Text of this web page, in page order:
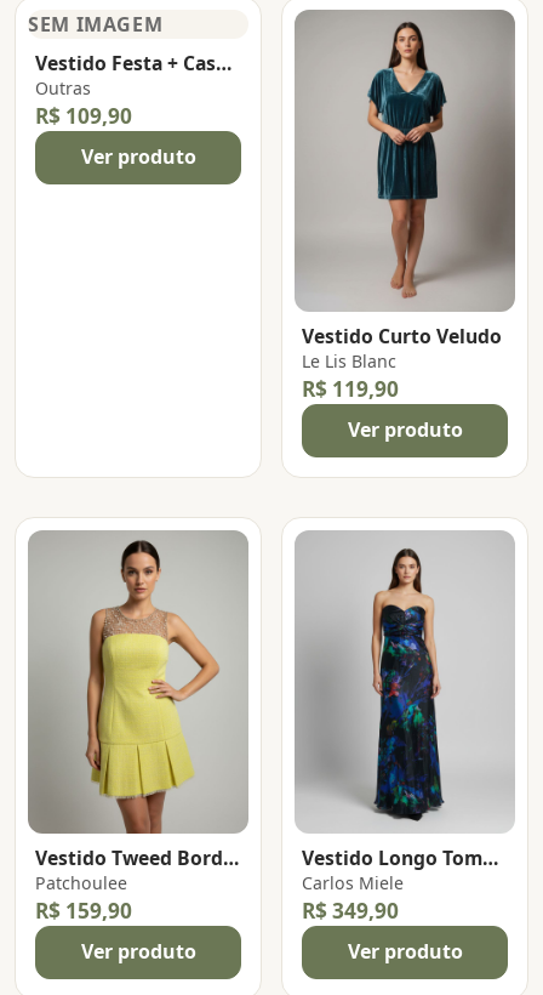
Vestido Festa + Casaqueto
Outras
R$ 109,90
Ver produto
Vestido Curto Veludo
Le Lis Blanc
R$ 119,90
Ver produto
Vestido Tweed Bordado
Patchoulee
R$ 159,90
Ver produto
Vestido Longo Tomara Que Caia
Carlos Miele
R$ 349,90
Ver produto